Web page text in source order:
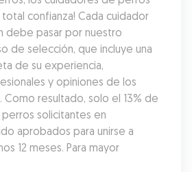
confianza! Cada cuidador
debe pasar por nuestro
de selección, que incluye una
de su experiencia,
y opiniones de los
resultado, solo el 13% de
solicitantes en
aprobados para unirse a
12 meses. Para mayor